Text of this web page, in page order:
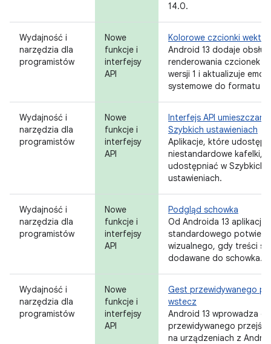
14.0.
Wydajność i
narzędzia dla
programistów
Nowe
funkcje i
interfejsy
API
Kolorowe czcionki
Android 13 dodaje
renderowania czcionek
wersji 1 i aktualizuje emoji
systemowe do formatu
Wydajność i
narzędzia dla
programistów
Nowe
funkcje i
interfejsy
API
Interfejs API
Szybkich ustawieniach
Aplikacje, które
niestandardowe kafelki,
udostępniać w Szybkich
ustawieniach.
Wydajność i
narzędzia dla
programistów
Nowe
funkcje i
interfejsy
API
Podgląd schowka
Od Androida 13 aplikacje
standardowego
wizualnego, gdy treści są
dodawane do schowka.
Wydajność i
narzędzia dla
programistów
Nowe
funkcje i
interfejsy
API
Gest przewidywanego
wstecz
Android 13 wprowadza
przewidywanego
na urządzeniach z